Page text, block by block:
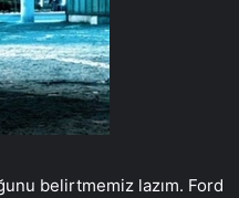
belirtmemiz lazım. Ford